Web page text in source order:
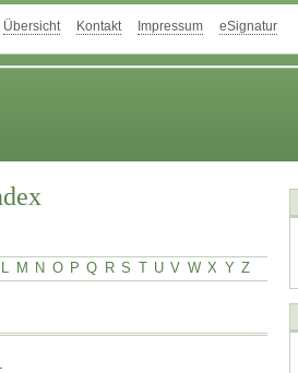
Übersicht Kontakt Impressum eSignatur
L M N O P Q R S U V W X Y Z